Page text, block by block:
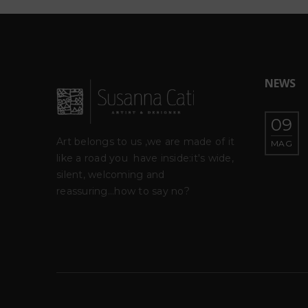
Art belongs to us ,we are made of it
like a road you have inside:it's wide,
silent, welcoming and
reassuring...how to say no?
NEWS
09
MAG
09
MAG